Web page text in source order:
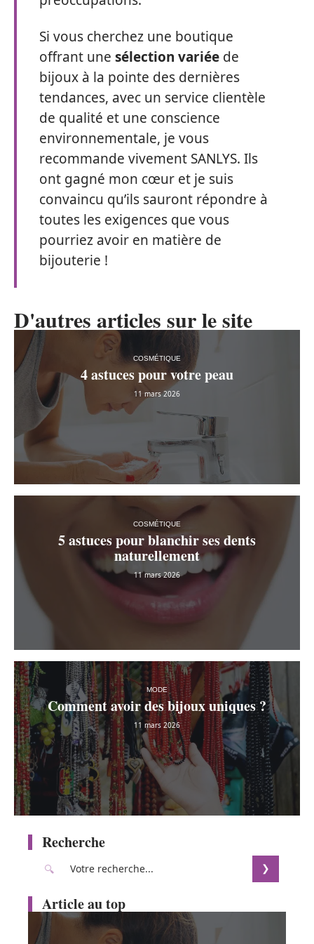
Si vous cherchez une boutique
offrant une sélection variée de
bijoux à la pointe des dernières
tendances, avec un service clientèle
de qualité et une conscience
environnementale, je vous
recommande vivement SANLYS. Ils
ont gagné mon cœur et je suis
convaincu qu’ils sauront répondre à
toutes les exigences que vous
pourriez avoir en matière de
bijouterie !
D'autres articles sur le site
COSMÉTIQUE
4 astuces pour votre peau
11 mars 2026
COSMÉTIQUE
5 astuces pour blanchir ses dents
naturellement
11 mars 2026
MODE
Comment avoir des bijoux uniques ?
11 mars 2026
Recherche
Article au top